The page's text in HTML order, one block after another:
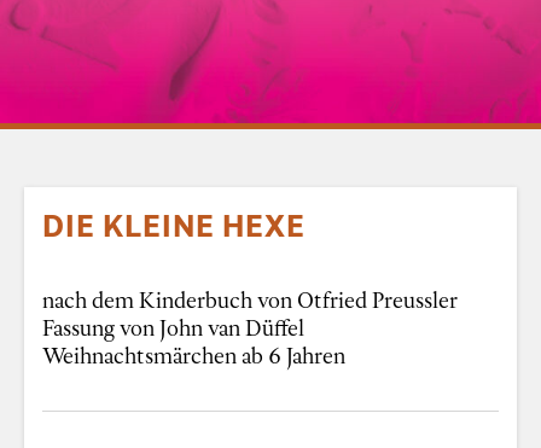
DIE KLEINE HEXE
nach dem Kinderbuch von Otfried Preussler
Fassung von John van Düffel
Weihnachtsmärchen ab 6 Jahren